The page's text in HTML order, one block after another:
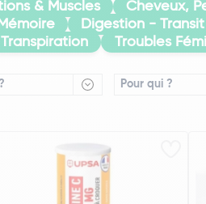
& Muscles Cheveux,
Digestion - Transit
Transpiration Troubles
Pour qui ?